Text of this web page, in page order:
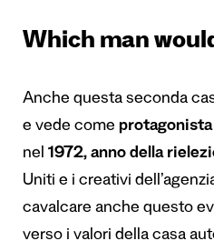
Which man
Anche questa seconda
e vede come
nel 1972, anno della
Uniti e i creativi
cavalcare anche questo
verso i valori della casa